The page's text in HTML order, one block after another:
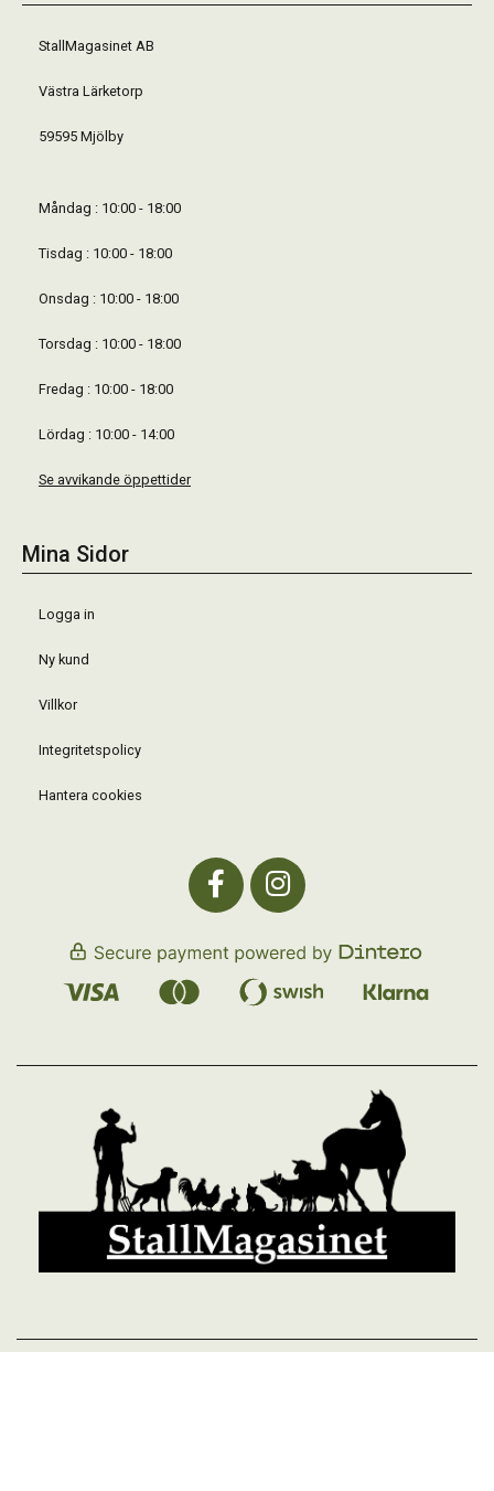
StallMagasinet AB
Västra Lärketorp
59595 Mjölby
Måndag : 10:00 - 18:00
Tisdag : 10:00 - 18:00
Onsdag : 10:00 - 18:00
Torsdag : 10:00 - 18:00
Fredag : 10:00 - 18:00
Lördag : 10:00 - 14:00
Se avvikande öppettider
Mina Sidor
Logga in
Ny kund
Villkor
Integritetspolicy
Hantera cookies